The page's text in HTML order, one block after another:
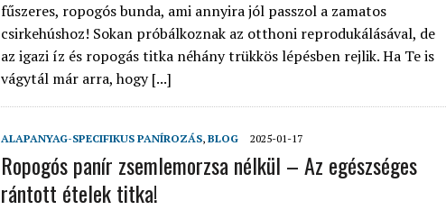
fűszeres, ropogós bunda, ami annyira jól passzol a zamatos
csirkehúshoz! Sokan próbálkoznak az otthoni reprodukálásával, de
az igazi íz és ropogás titka néhány trükkös lépésben rejlik. Ha Te is
vágytál már arra, hogy [...]
ALAPANYAG-SPECIFIKUS PANÍROZÁS, BLOG 2025-01-17
Ropogós panír zsemlemorzsa nélkül – Az egészséges
rántott ételek titka!